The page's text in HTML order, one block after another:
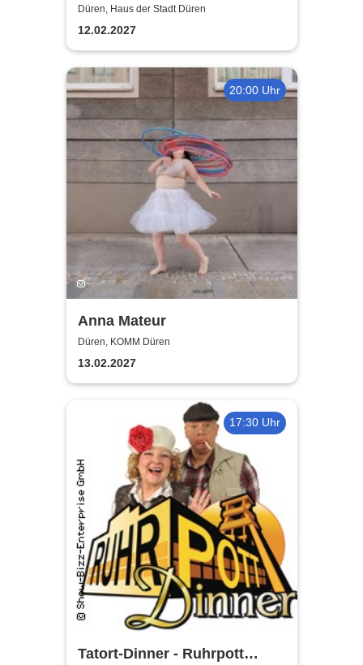
Stop the Music
Düren, Haus der Stadt Düren
12.02.2027
20:00 Uhr
Anna Mateur
Düren, KOMM Düren
13.02.2027
17:30 Uhr
Tatort-Dinner - Ruhrpott